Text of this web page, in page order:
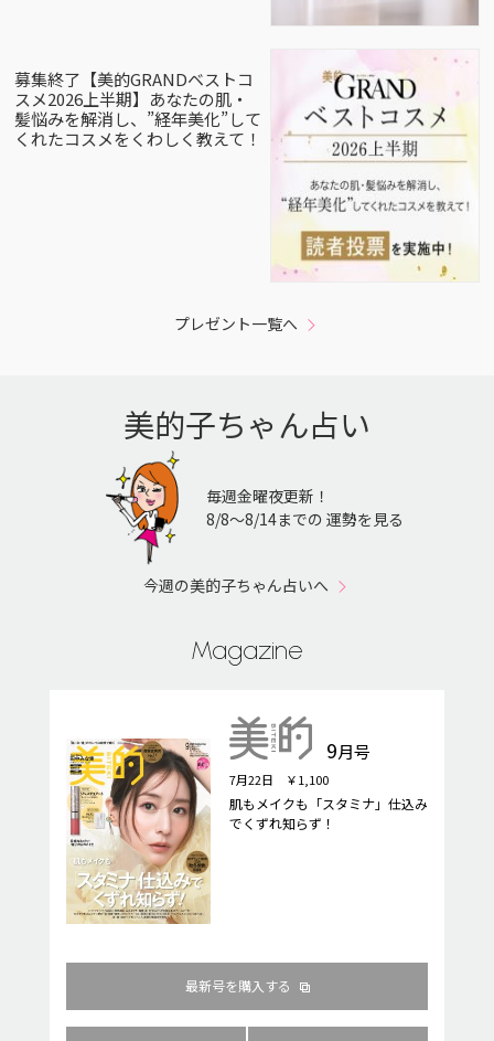
募集終了【美的GRANDベストコ
スメ2026上半期】あなたの肌・
髪悩みを解消し、”経年美化”して
くれたコスメをくわしく教えて！
プレゼント一覧へ
美的子ちゃん占い
毎週金曜夜更新！
8/8〜8/14までの 運勢を見る
今週の美的子ちゃん占いへ
Magazine
9月号
7月22日 ￥1,100
肌もメイクも「スタミナ」仕込み
でくずれ知らず！
最新号を購入する